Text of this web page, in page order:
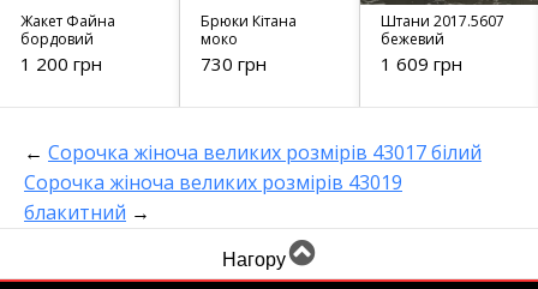
Жакет Файна
бордовий
1 200 грн
Брюки Кітана
моко
730 грн
Штани 2017.5607
бежевий
1 609 грн
← Сорочка жіноча великих розмірів 43017 білий
Сорочка жіноча великих розмірів 43019
блакитний →
Нагору